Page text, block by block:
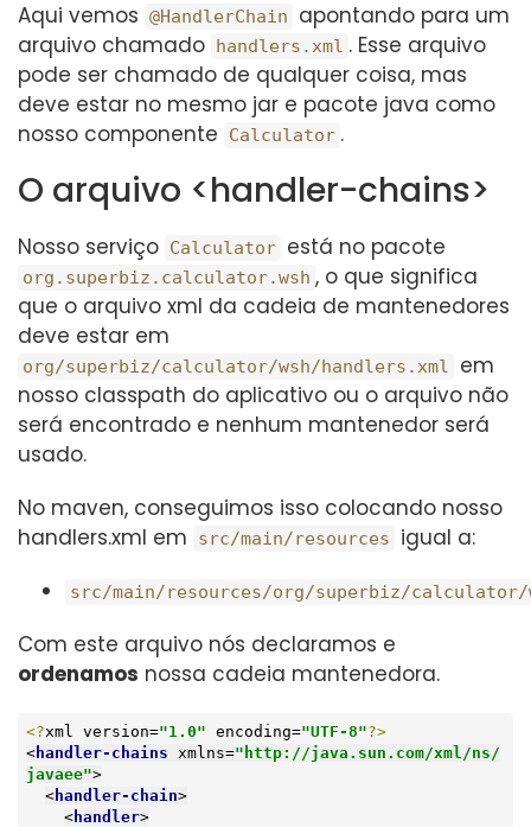
Aqui vemos @HandlerChain
apontando para um
arquivo chamado handlers.xml . Esse arquivo
pode ser chamado de qualquer coisa, mas
deve estar no mesmo jar e pacote java como
nosso componente
Calculator .
O arquivo <handler-chains>
Nosso serviço Calculator está no pacote
org.superbiz.calculator.wsh , o que significa
que o arquivo xml da cadeia de mantenedores
deve estar em
org/superbiz/calculator/wsh/handlers.xml
em
nosso classpath do aplicativo ou o arquivo não
será encontrado e nenhum mantenedor será
usado.
No maven, conseguimos isso colocando nosso
handlers.xml em
src/main/resources igual a:
src/main/resources/org/superbiz/calculator/
Com este arquivo nós declaramos e
ordenamos nossa cadeia mantenedora.
<?xml version="1.0" encoding="UTF-8"?>
<handler-chains xmlns="http://java.sun.com/xml/ns/
javaee">
<handler-chain>
<handler>